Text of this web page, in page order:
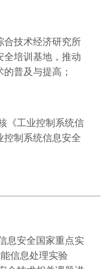
合技术经济研究所
培训基地，推动
普及与提高；
《工业控制系统信
制系统信息安全
息安全国家重点实
信息处理实验